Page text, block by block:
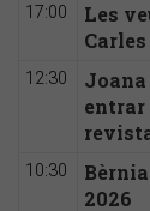
17:00
Les
Carles
12:30
Joana
entrar
10:30
2026